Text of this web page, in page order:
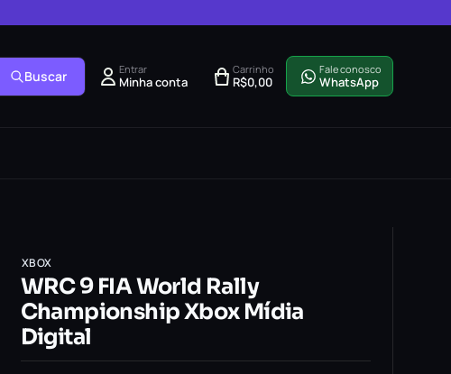
Buscar Entrar
Minha conta
Carrinho
R$0,00
Fale conosco
WhatsApp
XBOX
WRC 9 FIA World Rally
Championship Xbox Mídia
Digital